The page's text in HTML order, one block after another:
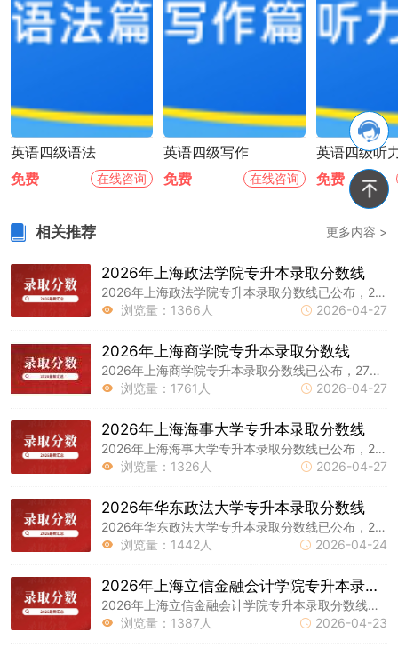
英语四级语法
免费
在线咨询
英语四级写作
免费
在线咨询
英语四级听
免费
相关推荐 更多内容 >
2026年上海政法学院专升本录取分数线
2026年上海政法学院专升本录取分数线已公布，27届同学们可参考下。以下是上海专升本网整理的内容，请大家持续关注本网站。
 浏览量：1366人  2026-04-27
2026年上海商学院专升本录取分数线
2026年上海商学院专升本录取分数线已公布，27届同学们可参考下。以下是上海专升本网整理的内容，请大家持续关注本网站。
 浏览量：1761人  2026-04-27
2026年上海海事大学专升本录取分数线
2026年上海海事大学专升本录取分数线已公布，27届同学们可参考下。以下是上海专升本网整理的内容，请大家持续关注本网站。
 浏览量：1326人  2026-04-27
2026年华东政法大学专升本录取分数线
2026年华东政法大学专升本录取分数线已公布，27届同学们可参考下。以下是上海专升本网整理的内容，请大家持续关注本网站。
 浏览量：1442人  2026-04-24
2026年上海立信金融会计学院专升本录取分数线
2026年上海立信金融会计学院专升本录取分数线已公布，27届同学们可参考下。以下是上海专升本网整理的内容，请大家持续关注本网站。
 浏览量：1387人  2026-04-23